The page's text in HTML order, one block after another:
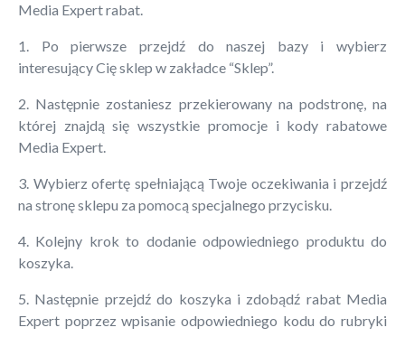
Media Expert rabat.
1. Po pierwsze przejdź do naszej bazy i wybierz
interesujący Cię sklep w zakładce “Sklep”.
2. Następnie zostaniesz przekierowany na podstronę, na
której znajdą się wszystkie promocje i kody rabatowe
Media Expert.
3. Wybierz ofertę spełniającą Twoje oczekiwania i przejdź
na stronę sklepu za pomocą specjalnego przycisku.
4. Kolejny krok to dodanie odpowiedniego produktu do
koszyka.
5. Następnie przejdź do koszyka i zdobądź rabat Media
Expert poprzez wpisanie odpowiedniego kodu do rubryki